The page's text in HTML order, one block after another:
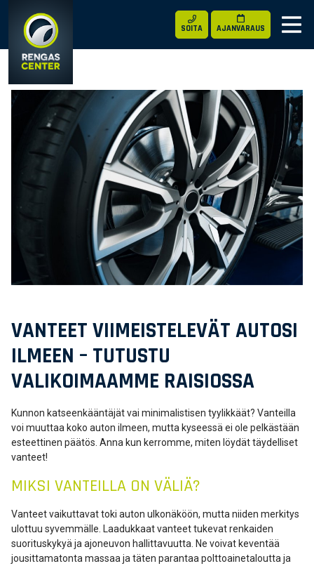
VANTEET VIIMEISTELEVÄT AUTOSI
ILMEEN – TUTUSTU
VALIKOIMAAMME RAISIOSSA
Kunnon katseenkääntäjät vai minimalistisen tyylikkäät? Vanteilla
voi muuttaa koko auton ilmeen, mutta kyseessä ei ole pelkästään
esteettinen päätös. Anna kun kerromme, miten löydät täydelliset
vanteet!
MIKSI VANTEILLA ON VÄLIÄ?
Vanteet vaikuttavat toki auton ulkonäköön, mutta niiden merkitys
ulottuu syvemmälle. Laadukkaat vanteet tukevat renkaiden
suorituskykyä ja ajoneuvon hallittavuutta. Ne voivat keventää
jousittamatonta massaa ja täten parantaa polttoainetaloutta ja
SOITA AJANVARAUS